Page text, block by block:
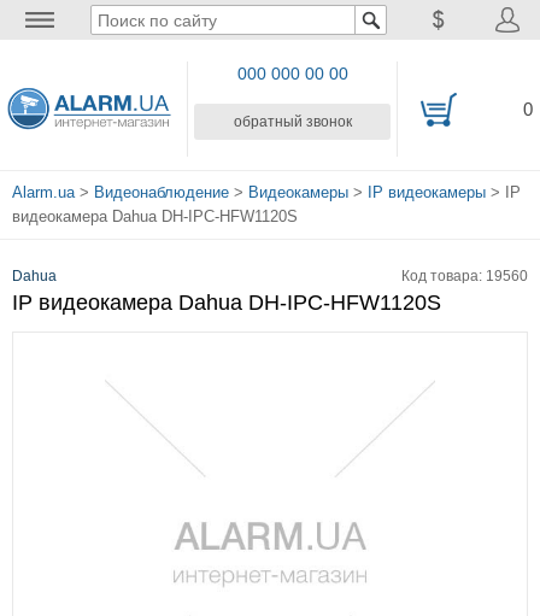
000 000 00 00
обратный звонок
0
Alarm.ua> Видеонаблюдение > Видеокамеры > IP видеокамеры > IP
видеокамера Dahua DH-IPC-HFW1120S
Dahua Код товара: 19560
IP видеокамера Dahua DH-IPC-HFW1120S